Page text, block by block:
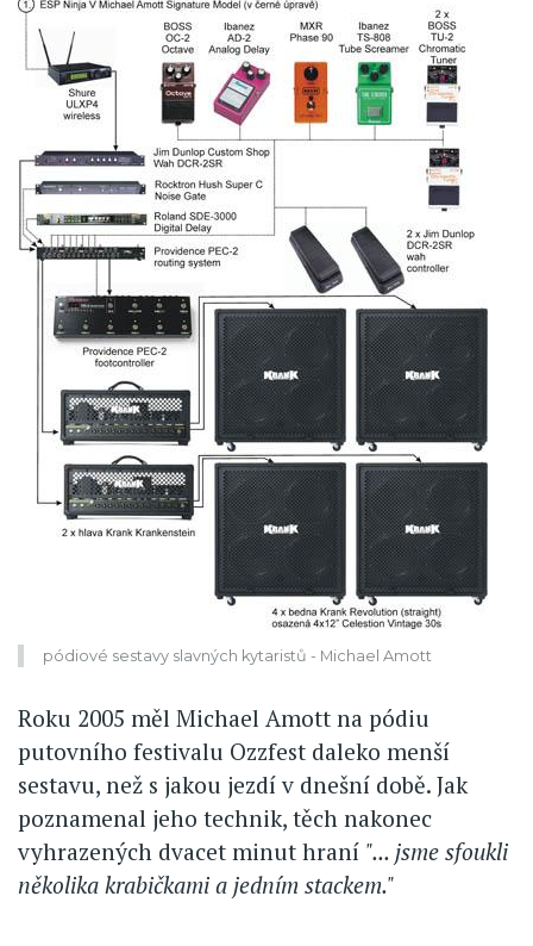
pódiové sestavy slavných kytaristů - Michael Amott
Roku 2005 měl Michael Amott na pódiu
putovního festivalu Ozzfest daleko menší
sestavu, než s jakou jezdí v dnešní době. Jak
poznamenal jeho technik, těch nakonec
vyhrazených dvacet minut hraní "... jsme sfoukli
několika krabičkami a jedním stackem."